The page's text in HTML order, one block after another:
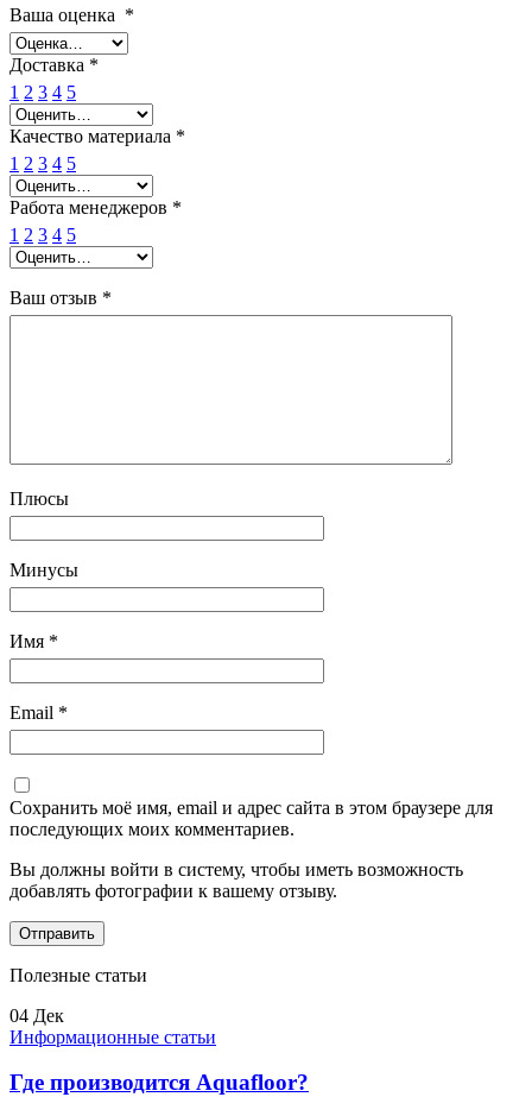
Ваша оценка *
Доставка *
1 2 3 4 5
Качество материала *
1 2 3 4 5
Работа менеджеров *
1 2 3 4 5
Ваш отзыв *
Плюсы
Минусы
Имя *
Email *
Сохранить моё имя, email и адрес сайта в этом браузере для
последующих моих комментариев.
Вы должны войти в систему, чтобы иметь возможность
добавлять фотографии к вашему отзыву.
Полезные статьи
04 Дек
Информационные статьи
Где производится Aquafloor?